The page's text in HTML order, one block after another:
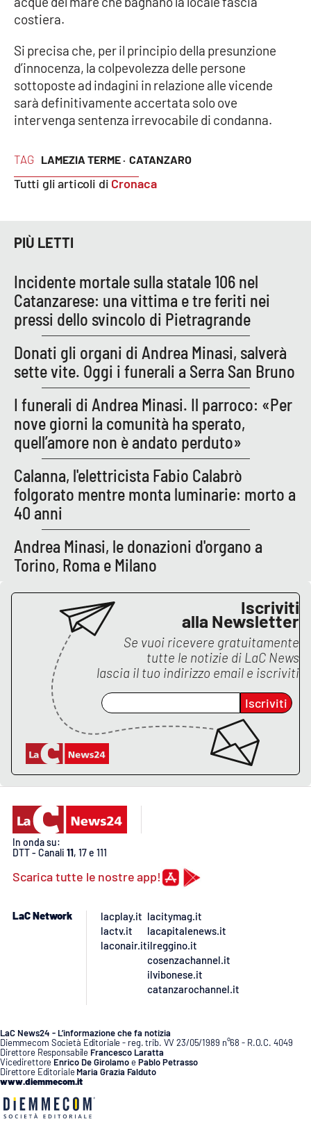
TAG LAMEZIA TERME · CATANZARO
Tutti gli articoli di Cronaca
costiera.
Si precisa che, per il principio della presunzione
d’innocenza, la colpevolezza delle persone
sottoposte ad indagini in relazione alle vicende
sarà definitivamente accertata solo ove
intervenga sentenza irrevocabile di condanna.
PIÙ LETTI
Incidente mortale sulla statale 106 nel
Catanzarese: una vittima e tre feriti nei
pressi dello svincolo di Pietragrande
Donati gli organi di Andrea Minasi, salverà
sette vite. Oggi i funerali a Serra San Bruno
I funerali di Andrea Minasi. Il parroco: «Per
nove giorni la comunità ha sperato,
quell’amore non è andato perduto»
Calanna, l'elettricista Fabio Calabrò
folgorato mentre monta luminarie: morto a
40 anni
Andrea Minasi, le donazioni d'organo a
Torino, Roma e Milano
Iscriviti
alla Newsletter
Se vuoi ricevere gratuitamente
tutte le notizie di LaC News
lascia il tuo indirizzo email e iscriviti
Iscriviti
In onda su:
DTT - Canali 11, 17 e 111
Scarica tutte le nostre app!
LaC Network
lacplay.it
lactv.it
laconair.it
lacitymag.it
lacapitalenews.it
ilreggino.it
cosenzachannel.it
ilvibonese.it
catanzarochannel.it
LaC News24 - L’informazione che fa notizia
Diemmecom Società Editoriale - reg. trib. VV 23/05/1989 n°68 - R.O.C. 4049
Direttore Responsabile Francesco Laratta
Vicedirettore Enrico De GirolamoePablo Petrasso
Direttore Editoriale Maria Grazia Falduto
www.diemmecom.it